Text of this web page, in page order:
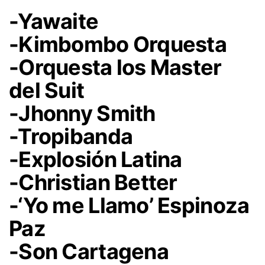
-Yawaite
-Kimbombo Orquesta
-Orquesta los Master
del Suit
-Jhonny Smith
-Tropibanda
-Explosión Latina
-Christian Better
-‘Yo me Llamo’ Espinoza
Paz
-Son Cartagena